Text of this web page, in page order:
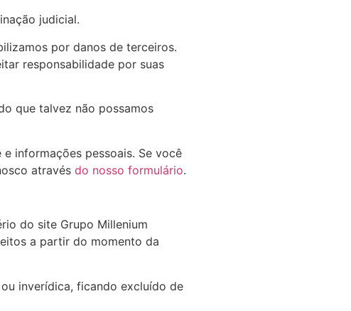
judicial.
por danos de terceiros.
responsabilidade por suas
que talvez não possamos
informações pessoais. Se você
através do nosso formulário.
do site Grupo Millenium
a partir do momento da
inverídica, ficando excluído de